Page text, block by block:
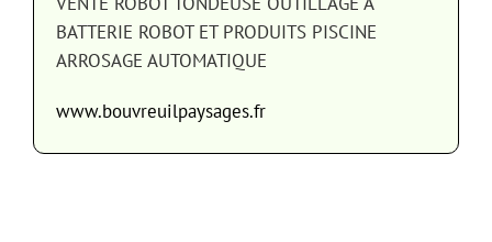
BATTERIE ROBOT ET PRODUITS PISCINE
ARROSAGE AUTOMATIQUE
www.bouvreuilpaysages.fr